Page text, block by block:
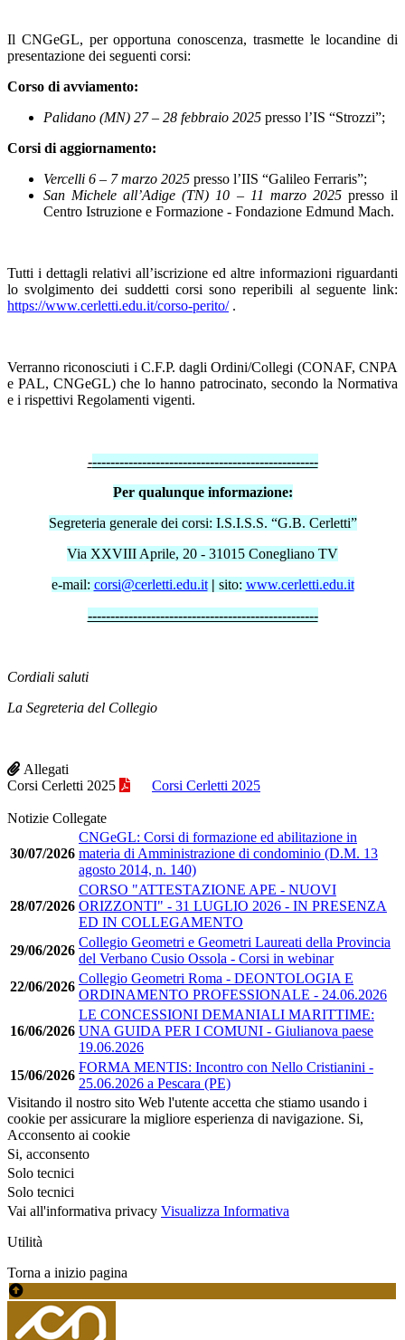
Il CNGeGL, per opportuna conoscenza, trasmette le locandine di
presentazione dei seguenti corsi:
Corso di avviamento:
Palidano (MN) 27 – 28 febbraio 2025 presso l’IS “Strozzi”;
Corsi di aggiornamento:
Vercelli 6 – 7 marzo 2025 presso l’IIS “Galileo Ferraris”;
San Michele all’Adige (TN) 10 – 11 marzo 2025 presso il
Centro Istruzione e Formazione - Fondazione Edmund Mach.
Tutti i dettagli relativi all’iscrizione ed altre informazioni riguardanti
lo svolgimento dei suddetti corsi sono reperibili al seguente link:
https://www.cerletti.edu.it/corso-perito/ .
Verranno riconosciuti i C.F.P. dagli Ordini/Collegi (CONAF, CNPA
e PAL, CNGeGL) che lo hanno patrocinato, secondo la Normativa
e i rispettivi Regolamenti vigenti.
---------------------------------------------------
Per qualunque informazione:
Segreteria generale dei corsi: I.S.I.S.S. “G.B. Cerletti”
Via XXVIII Aprile, 20 - 31015 Conegliano TV
e-mail: corsi@cerletti.edu.it | sito: www.cerletti.edu.it
---------------------------------------------------
Cordiali saluti
La Segreteria del Collegio
Allegati
Corsi Cerletti 2025
Corsi Cerletti 2025
Notizie Collegate
30/07/2026
CNGeGL: Corsi di formazione ed abilitazione in
materia di Amministrazione di condominio (D.M. 13
agosto 2014, n. 140)
28/07/2026
CORSO "ATTESTAZIONE APE - NUOVI
ORIZZONTI" - 31 LUGLIO 2026 - IN PRESENZA
ED IN COLLEGAMENTO
29/06/2026
Collegio Geometri e Geometri Laureati della Provincia
del Verbano Cusio Ossola - Corsi in webinar
22/06/2026
Collegio Geometri Roma - DEONTOLOGIA E
ORDINAMENTO PROFESSIONALE - 24.06.2026
16/06/2026
LE CONCESSIONI DEMANIALI MARITTIME:
UNA GUIDA PER I COMUNI - Giulianova paese
19.06.2026
15/06/2026
FORMA MENTIS: Incontro con Nello Cristianini -
25.06.2026 a Pescara (PE)
Visitando il nostro sito Web l'utente accetta che stiamo usando i
cookie per assicurare la migliore esperienza di navigazione. Si,
Acconsento ai cookie
Si, acconsento
Solo tecnici
Solo tecnici
Vai all'informativa privacy Visualizza Informativa
Utilità
Torna a inizio pagina